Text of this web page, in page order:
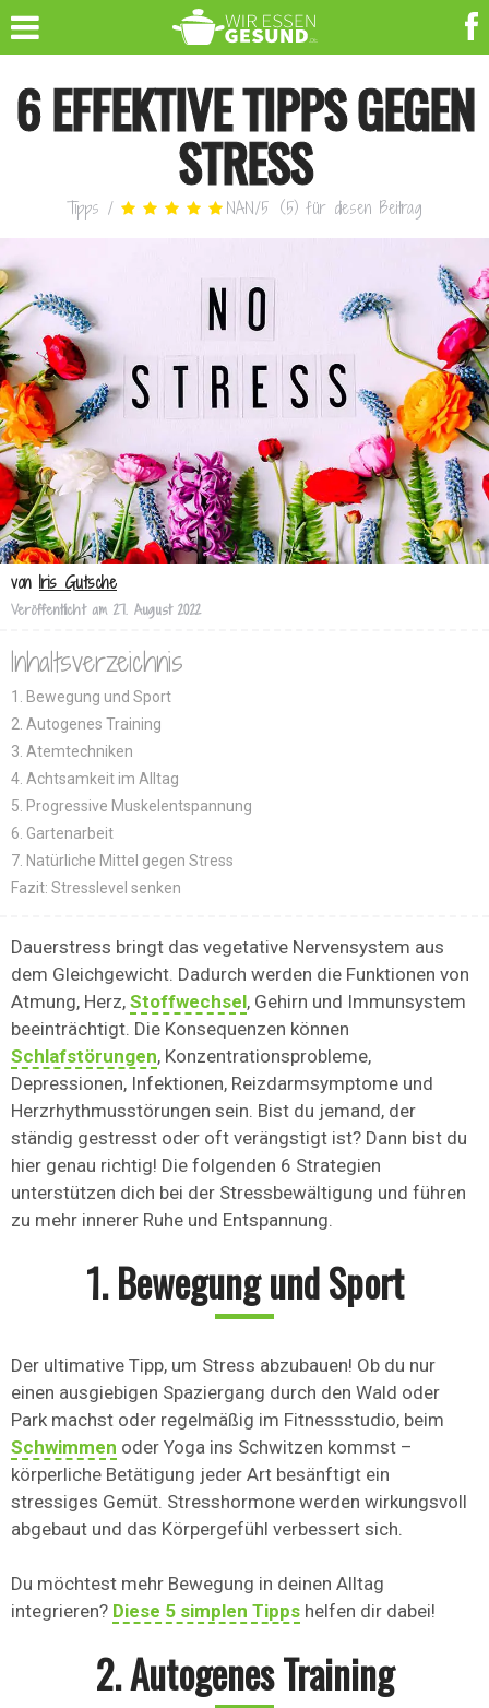
6 EFFEKTIVE TIPPS GEGEN
STRESS
Tipps / NAN/5 (5) für diesen Beitrag
von Iris Gutsche
Veröffentlicht am 27. August 2022
Inhaltsverzeichnis
1. Bewegung und Sport
2. Autogenes Training
3. Atemtechniken
4. Achtsamkeit im Alltag
5. Progressive Muskelentspannung
6. Gartenarbeit
7. Natürliche Mittel gegen Stress
Fazit: Stresslevel senken
Dauerstress bringt das vegetative Nervensystem aus
dem Gleichgewicht. Dadurch werden die Funktionen von
Atmung, Herz, Stoffwechsel, Gehirn und Immunsystem
beeinträchtigt. Die Konsequenzen können
Schlafstörungen, Konzentrationsprobleme,
Depressionen, Infektionen, Reizdarmsymptome und
Herzrhythmusstörungen sein. Bist du jemand, der
ständig gestresst oder oft verängstigt ist? Dann bist du
hier genau richtig! Die folgenden 6 Strategien
unterstützen dich bei der Stressbewältigung und führen
zu mehr innerer Ruhe und Entspannung.
1. Bewegung und Sport
Der ultimative Tipp, um Stress abzubauen! Ob du nur
einen ausgiebigen Spaziergang durch den Wald oder
Park machst oder regelmäßig im Fitnessstudio, beim
Schwimmen oder Yoga ins Schwitzen kommst –
körperliche Betätigung jeder Art besänftigt ein
stressiges Gemüt. Stresshormone werden wirkungsvoll
abgebaut und das Körpergefühl verbessert sich.
Du möchtest mehr Bewegung in deinen Alltag
integrieren? Diese 5 simplen Tipps helfen dir dabei!
2. Autogenes Training